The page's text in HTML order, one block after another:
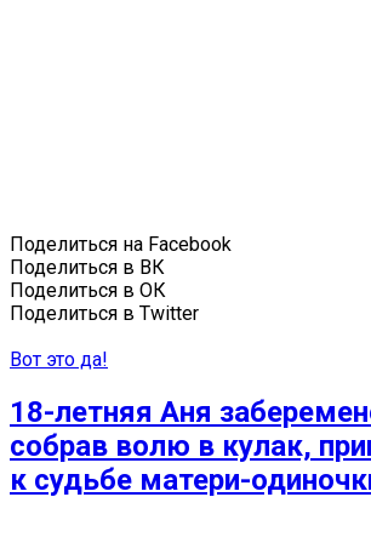
Поделиться на Facebook
Поделиться в ВК
Поделиться в ОК
Поделиться в Twitter
Вот это да!
18-летняя Аня
собрав волю в кулак,
к судьбе матери-